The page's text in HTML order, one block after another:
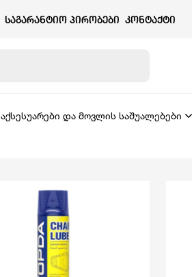
ᲡᲐᲒᲐᲠᲐᲜᲢᲘᲝ ᲞᲘᲠᲝᲑᲔᲑᲘ ᲙᲝᲜᲢᲐᲥᲢᲘ
აქსესუარები და მოვლის საშუალებები